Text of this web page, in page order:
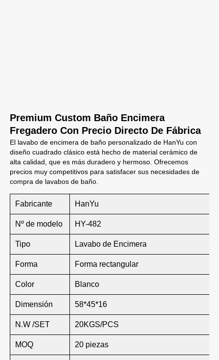
Premium Custom Baño Encimera
Fregadero Con Precio Directo De Fábrica
El lavabo de encimera de baño personalizado de HanYu con
diseño cuadrado clásico está hecho de material cerámico de
alta calidad, que es más duradero y hermoso. Ofrecemos
precios muy competitivos para satisfacer sus necesidades de
compra de lavabos de baño.
Fabricante HanYu
Nº de modelo HY-482
Tipo Lavabo de Encimera
Forma Forma rectangular
Color Blanco
Dimensión 58*45*16
N.W /SET 20KGS/PCS
MOQ 20 piezas